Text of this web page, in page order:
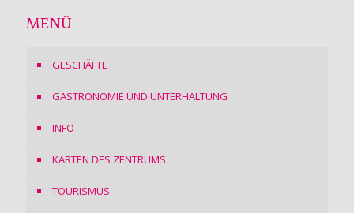
MENÜ
GESCHÄFTE
GASTRONOMIE UND UNTERHALTUNG
INFO
KARTEN DES ZENTRUMS
TOURISMUS